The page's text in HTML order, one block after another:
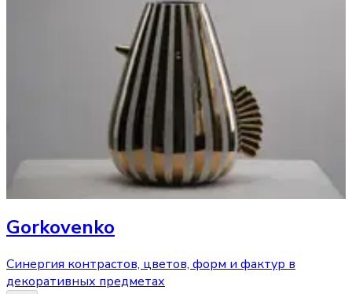
Gorkovenko
Синергия контрастов, цветов, форм и фактур в
декоративных предметах